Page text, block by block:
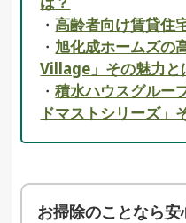
・高齢者向け賃貸住
・ 旭化成ホームズの
Village」その魅力と
・積水ハウスグルー
ドマストシリーズ」
お掃除のことなら